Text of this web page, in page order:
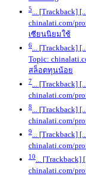
5
... [Trackback]
chinalati.com/
เซียนนิยมใช้
6
... [Trackback]
Topic:
สล็อตทุนน้อย
7... [Trackback]
chinalati.com/
8
... [Trackback]
chinalati.com/
9
... [Trackback]
chinalati.com/
10... [Trackback]
chinalati.com/